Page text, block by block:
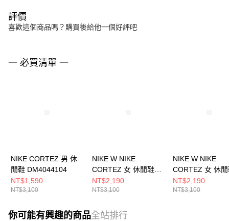
評價
喜歡這個商品嗎？購買後給他一個好評吧
一 必買清單 一
NIKE CORTEZ 男 休
閒鞋 DM4044104
NT$1,590
NT$3,100
NIKE W NIKE
CORTEZ 女 休閒鞋
IF1764100
NT$2,190
NT$3,100
NIKE W NIKE
CORTEZ 女 休
DN1791006
NT$2,190
NT$3,100
你可能有興趣的商品全站排行